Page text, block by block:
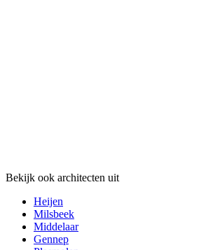
Bekijk ook architecten uit
Heijen
Milsbeek
Middelaar
Gennep